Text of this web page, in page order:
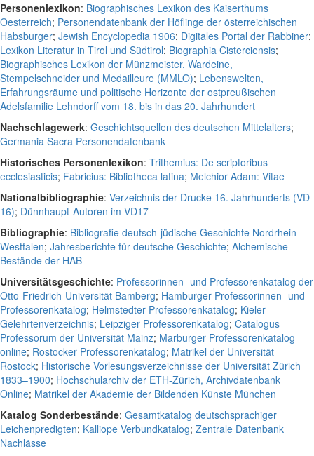
Personenlexikon: Biographisches Lexikon des Kaiserthums
Oesterreich; Personendatenbank der Höflinge der österreichischen
Habsburger; Jewish Encyclopedia 1906; Digitales Portal der Rabbiner;
Lexikon Literatur in Tirol und Südtirol; Biographia Cisterciensis;
Biographisches Lexikon der Münzmeister, Wardeine,
Stempelschneider und Medailleure (MMLO); Lebenswelten,
Erfahrungsräume und politische Horizonte der ostpreußischen
Adelsfamilie Lehndorff vom 18. bis in das 20. Jahrhundert
Nachschlagewerk: Geschichtsquellen des deutschen Mittelalters;
Germania Sacra Personendatenbank
Historisches Personenlexikon: Trithemius: De scriptoribus
ecclesiasticis; Fabricius: Bibliotheca latina; Melchior Adam: Vitae
Nationalbibliographie: Verzeichnis der Drucke 16. Jahrhunderts (VD
16); Dünnhaupt-Autoren im VD17
Bibliographie: Bibliografie deutsch-jüdische Geschichte Nordrhein-
Westfalen; Jahresberichte für deutsche Geschichte; Alchemische
Bestände der HAB
Universitätsgeschichte: Professorinnen- und Professorenkatalog der
Otto-Friedrich-Universität Bamberg; Hamburger Professorinnen- und
Professorenkatalog; Helmstedter Professorenkatalog; Kieler
Gelehrtenverzeichnis; Leipziger Professorenkatalog; Catalogus
Professorum der Universität Mainz; Marburger Professorenkatalog
online; Rostocker Professorenkatalog; Matrikel der Universität
Rostock; Historische Vorlesungsverzeichnisse der Universität Zürich
1833–1900; Hochschularchiv der ETH-Zürich, Archivdatenbank
Online; Matrikel der Akademie der Bildenden Künste München
Katalog Sonderbestände: Gesamtkatalog deutschsprachiger
Leichenpredigten; Kalliope Verbundkatalog; Zentrale Datenbank
Nachlässe